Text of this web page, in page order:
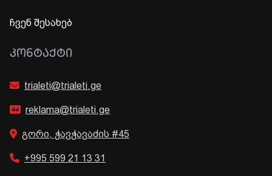
ჩვენ შესახებ
ᲙᲝᲜᲢᲐᲥᲢᲘ
trialeti@trialeti.ge
reklama@trialeti.ge
გორი, ჭავჭავაძის #45
+995 599 21 13 31